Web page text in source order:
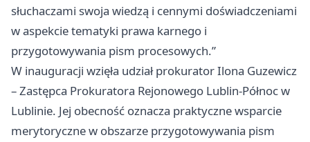
słuchaczami swoja wiedzą i cennymi doświadczeniami
w aspekcie tematyki prawa karnego i
przygotowywania pism procesowych.”
W inauguracji wzięła udział prokurator Ilona Guzewicz
– Zastępca Prokuratora Rejonowego Lublin‑Północ w
Lublinie. Jej obecność oznacza praktyczne wsparcie
merytoryczne w obszarze przygotowywania pism